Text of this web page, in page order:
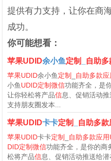
提供有力支持，让你在商
成功。
你可能想看：
苹果UDID余小鱼定制 自助
苹果UDID余小鱼定制 自助多款
小鱼UDID定制微信功能齐全，是
让你轻松将产品信息、促销活动推
支持朋友圈发本...
苹果UDID卡卡定制 自助多
苹果UDID卡卡定制 自助多款应
DID定制微信功能齐全，是你的商
松将产品信息、促销活动推送给